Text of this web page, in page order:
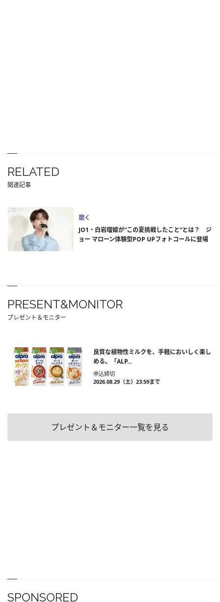
RELATED
関連記事
磨く
JO1・白岩瑠姫が“この夏挑戦したこと”とは？ ジ
ョー マローン体験型POP UPフォトコールに登場
PRESENT&MONITOR
プレゼント＆モニター
良質な植物性ミルクを、手軽においしく楽し
める。「ALP...
申込締切
2026.08.29（土）23:59まで
プレゼント＆モニター一覧を見る
SPONSORED